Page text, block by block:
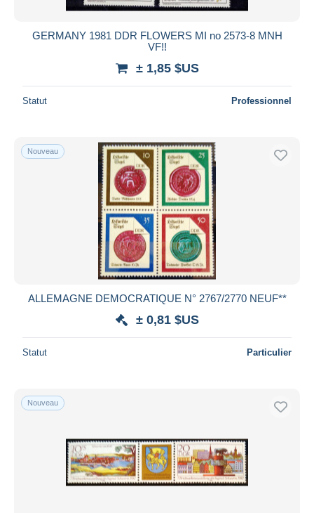
GERMANY 1981 DDR FLOWERS MI no 2573-8 MNH
VF!!
± 1,85 $US
Statut Professionnel
Nouveau
ALLEMAGNE DEMOCRATIQUE N° 2767/2770 NEUF**
± 0,81 $US
Statut Particulier
Nouveau